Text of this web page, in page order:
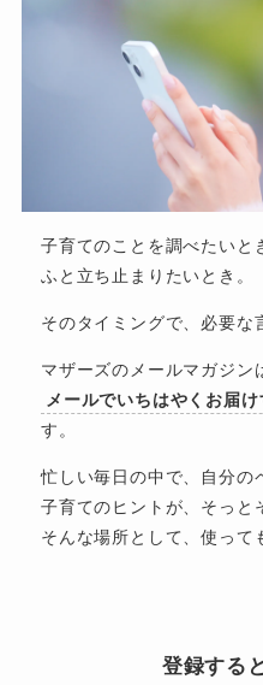
子育てのことを調べたいと
ふと立ち止まりたいとき。
そのタイミングで、必要な
マザーズのメールマガジン
メールでいちはやくお届け
す。
忙しい毎日の中で、自分の
子育てのヒントが、そっと
そんな場所として、使って
登録する